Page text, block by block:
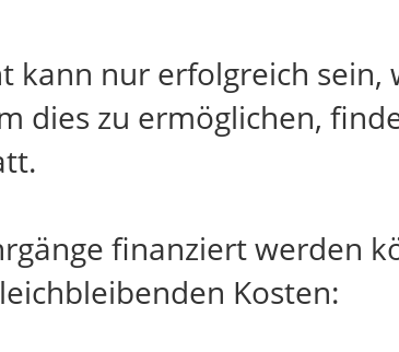
kann nur erfolgreich
dies zu ermöglichen,
finanziert werden
Kosten: